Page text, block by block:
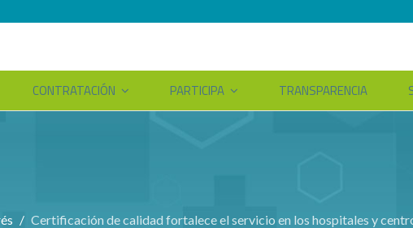
CONTRATACIÓN PARTICIPA TRANSPARENCIA
Certificación de calidad fortalece el servicio en los hospitales y